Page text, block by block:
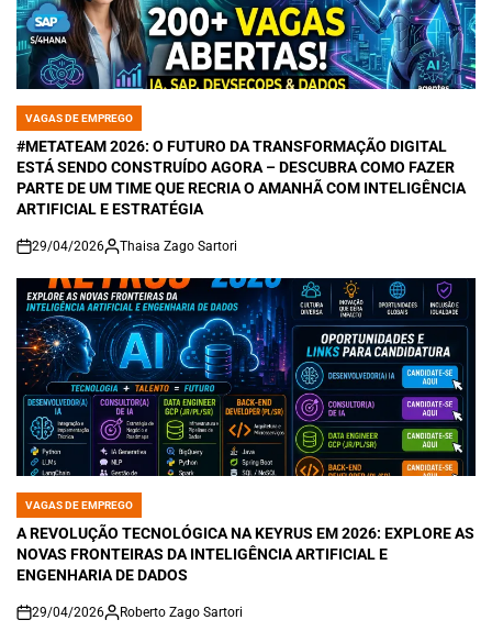
POSTED
IN
VAGAS DE EMPREGO
#METATEAM 2026: O FUTURO DA TRANSFORMAÇÃO DIGITAL
ESTÁ SENDO CONSTRUÍDO AGORA – DESCUBRA COMO FAZER
PARTE DE UM TIME QUE RECRIA O AMANHÃ COM INTELIGÊNCIA
ARTIFICIAL E ESTRATÉGIA
on
29/04/2026 Thaisa Zago Sartori
POSTED
IN
VAGAS DE EMPREGO
A REVOLUÇÃO TECNOLÓGICA NA KEYRUS EM 2026: EXPLORE AS
NOVAS FRONTEIRAS DA INTELIGÊNCIA ARTIFICIAL E
ENGENHARIA DE DADOS
on
29/04/2026 Roberto Zago Sartori